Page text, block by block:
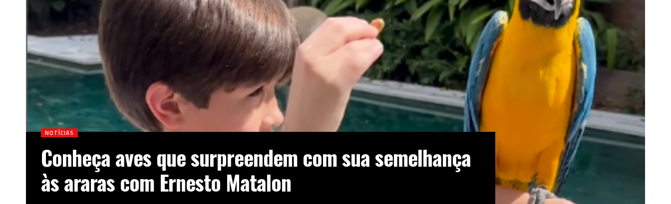
NOTÍCIAS
Conheça aves que surpreendem com sua semelhança
às araras com Ernesto Matalon